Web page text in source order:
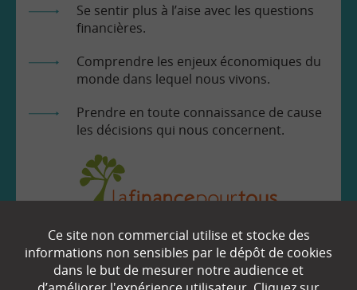
Se sentir plus à l’aise avec les questions
financières.
Comprendre les enjeux économiques du
monde dans lequel nous vivons.
Prendre en toute connaissance de cause
les décisions qui nous concernent.
EN SAVOIR
Ce site non commercial utilise et stocke des
informations non sensibles par le dépôt de cookies
dans le but de mesurer notre audience et